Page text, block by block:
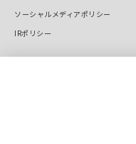
ソーシャルメディアポリシー
IRポリシー
Copyright © OVAL Corp. All Rights